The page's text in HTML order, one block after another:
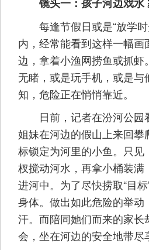
每逢节假日或是“放学时
内，经常能看到这样一幅
边，拿着小渔网捞鱼或抓
无睹，或是玩手机，或是
知，危险正在悄悄靠近。
日前，记者在汾河公园
姐妹在河边的假山上来回攀
标锁定为河里的小鱼。只
杈搅动河水，再拿小桶装满
进河中。为了尽快捞取“目
身体。做出如此危险的举
汗。而陪同她们而来的家长
会，坐在河边的安全地带尽